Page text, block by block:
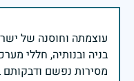
עוצמתה וחוסנה של
בניה ובנותיה, חללי
מסירות נפשם